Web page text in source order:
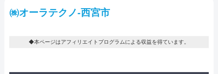
㈱オーラテクノ-西宮市
◆本ページはアフィリエイトプログラムによる収益を得ています。